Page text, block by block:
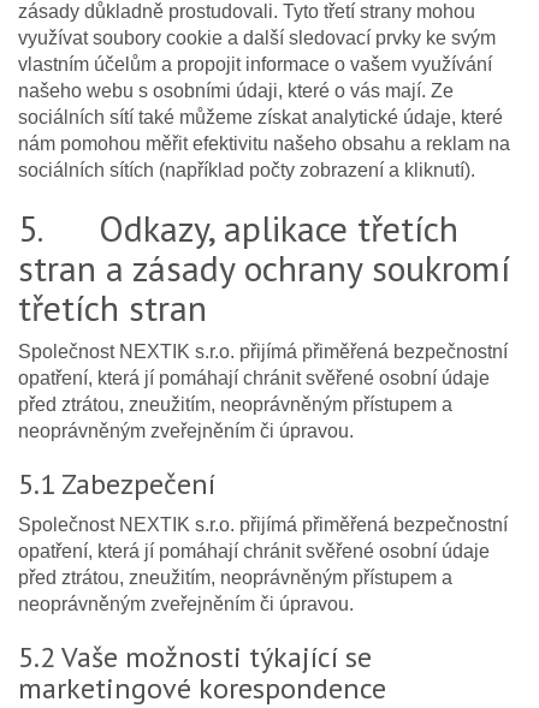
zásady důkladně prostudovali. Tyto třetí strany mohou
využívat soubory cookie a další sledovací prvky ke svým
vlastním účelům a propojit informace o vašem využívání
našeho webu s osobními údaji, které o vás mají. Ze
sociálních sítí také můžeme získat analytické údaje, které
nám pomohou měřit efektivitu našeho obsahu a reklam na
sociálních sítích (například počty zobrazení a kliknutí).
5. Odkazy, aplikace třetích
stran a zásady ochrany soukromí
třetích stran
Společnost NEXTIK s.r.o. přijímá přiměřená bezpečnostní
opatření, která jí pomáhají chránit svěřené osobní údaje
před ztrátou, zneužitím, neoprávněným přístupem a
neoprávněným zveřejněním či úpravou.
5.1 Zabezpečení
Společnost NEXTIK s.r.o. přijímá přiměřená bezpečnostní
opatření, která jí pomáhají chránit svěřené osobní údaje
před ztrátou, zneužitím, neoprávněným přístupem a
neoprávněným zveřejněním či úpravou.
5.2 Vaše možnosti týkající se
marketingové korespondence